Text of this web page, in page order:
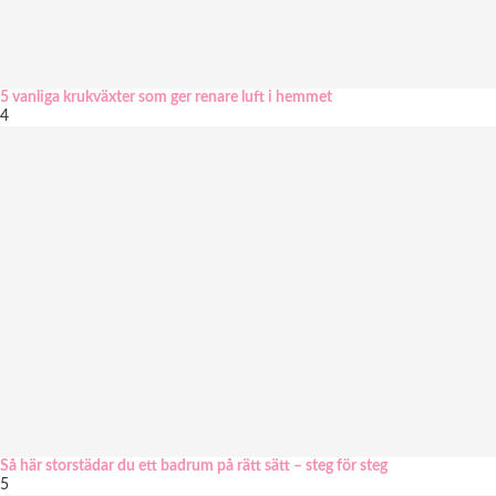
5 vanliga krukväxter som ger renare luft i hemmet
4
Så här storstädar du ett badrum på rätt sätt – steg för steg
5